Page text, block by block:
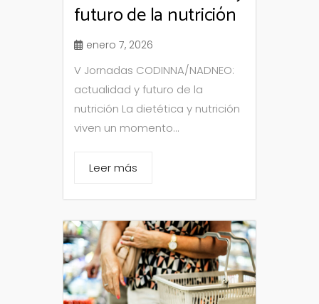
futuro de la nutrición
enero 7, 2026
V Jornadas CODINNA/NADNEO:
actualidad y futuro de la
nutrición La dietética y nutrición
viven un momento...
Leer más